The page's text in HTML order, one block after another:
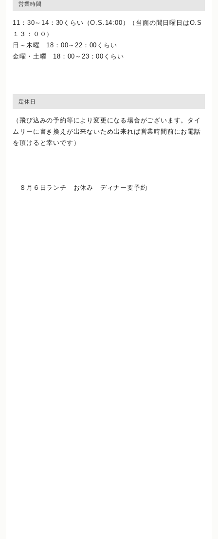
営業時間
11：30～14：30くらい（O.S.14:00）（当面の間日曜日はO.S
１３：００）
日～木曜 18：00～22：00くらい
金曜・土曜 18：00～23：00くらい
定休日
（飛び込みの予約等により変更になる場合がございます。タイ
ムリーに書き換えが出来ないため出来れば営業時間前にお電話
を頂けると幸いです）
８月６日ランチ お休み ディナー要予約